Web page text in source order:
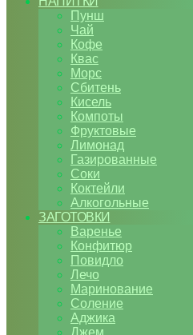
Пунш
Чай
Кофе
Квас
Морс
Сбитень
Кисель
Компоты
Фруктовые
Лимонад
Газированные
Соки
Коктейли
Алкогольные
ЗАГОТОВКИ
Варенье
Конфитюр
Повидло
Лечо
Маринование
Соление
Аджика
Джем